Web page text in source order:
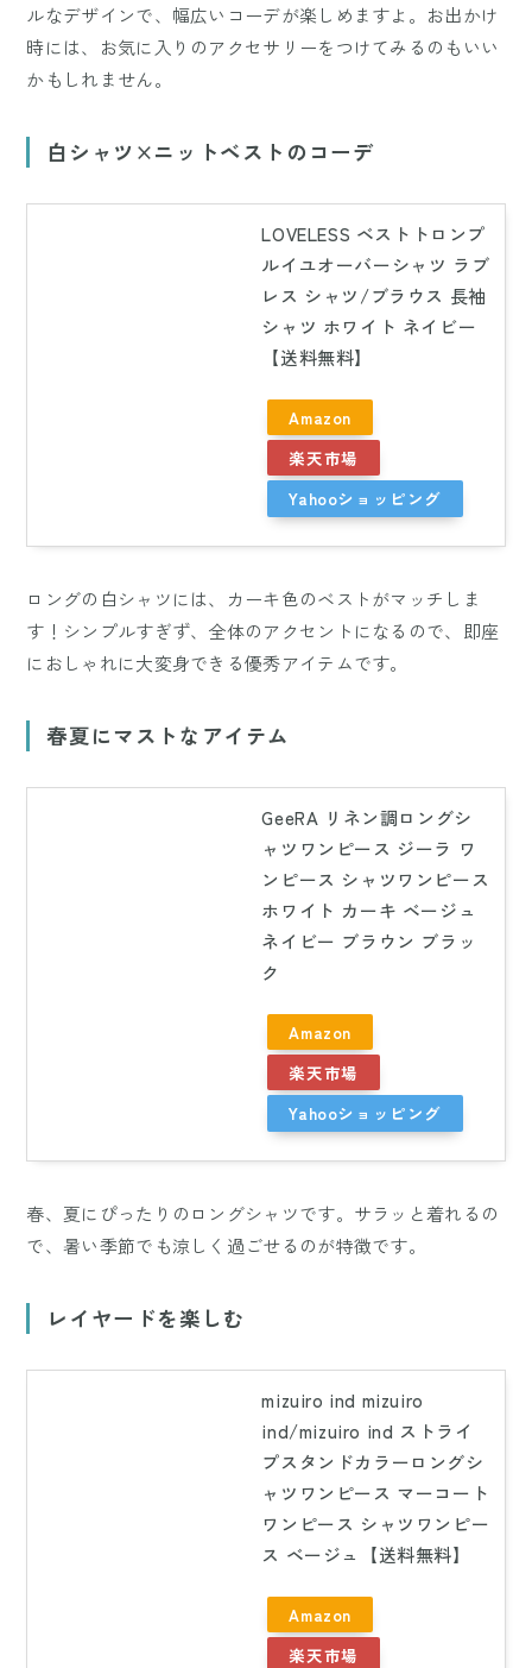
ルなデザインで、幅広いコーデが楽しめますよ。お出かけ
時には、お気に入りのアクセサリーをつけてみるのもいい
かもしれません。
白シャツ×ニットベストのコーデ
LOVELESS ベストトロンプ
ルイユオーバーシャツ ラブ
レス シャツ/ブラウス 長袖
シャツ ホワイト ネイビー
【送料無料】
Amazon
楽天市場
Yahooショッピング
ロングの白シャツには、カーキ色のベストがマッチしま
す！シンプルすぎず、全体のアクセントになるので、即座
におしゃれに大変身できる優秀アイテムです。
春夏にマストなアイテム
GeeRA リネン調ロングシ
ャツワンピース ジーラ ワ
ンピース シャツワンピース
ホワイト カーキ ベージュ
ネイビー ブラウン ブラッ
ク
Amazon
楽天市場
Yahooショッピング
春、夏にぴったりのロングシャツです。サラッと着れるの
で、暑い季節でも涼しく過ごせるのが特徴です。
レイヤードを楽しむ
mizuiro ind mizuiro
ind/mizuiro ind ストライ
プスタンドカラーロングシ
ャツワンピース マーコート
ワンピース シャツワンピー
ス ベージュ【送料無料】
Amazon
楽天市場